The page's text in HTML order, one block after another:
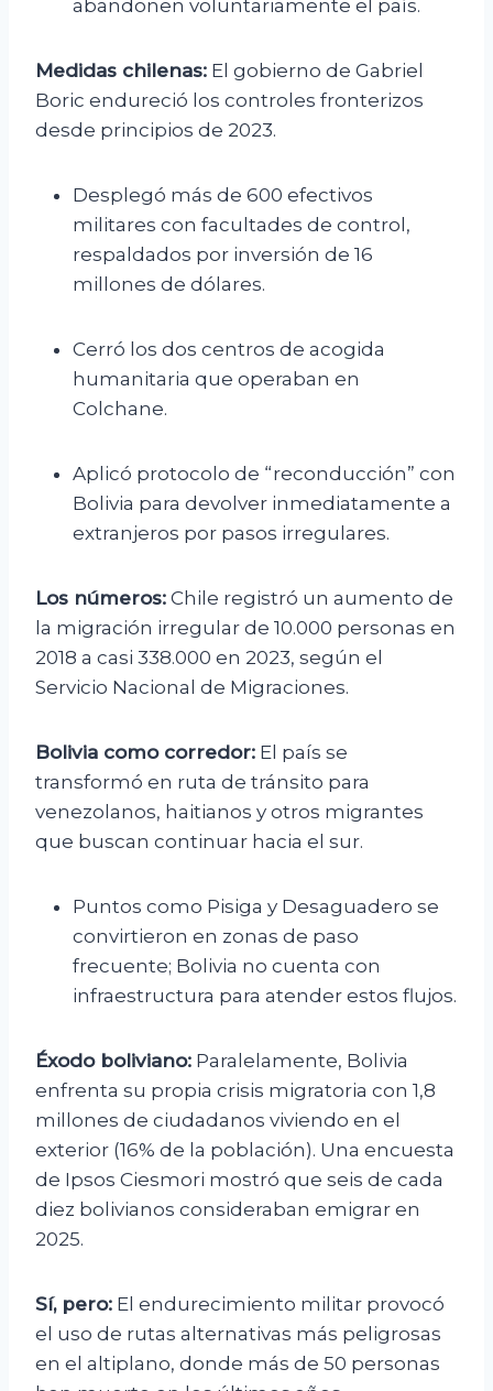
abandonen voluntariamente el país.
Medidas chilenas: El gobierno de Gabriel
Boric endureció los controles fronterizos
desde principios de 2023.
Desplegó más de 600 efectivos
militares con facultades de control,
respaldados por inversión de 16
millones de dólares.
Cerró los dos centros de acogida
humanitaria que operaban en
Colchane.
Aplicó protocolo de “reconducción” con
Bolivia para devolver inmediatamente a
extranjeros por pasos irregulares.
Los números: Chile registró un aumento de
la migración irregular de 10.000 personas en
2018 a casi 338.000 en 2023, según el
Servicio Nacional de Migraciones.
Bolivia como corredor: El país se
transformó en ruta de tránsito para
venezolanos, haitianos y otros migrantes
que buscan continuar hacia el sur.
Puntos como Pisiga y Desaguadero se
convirtieron en zonas de paso
frecuente; Bolivia no cuenta con
infraestructura para atender estos flujos.
Éxodo boliviano: Paralelamente, Bolivia
enfrenta su propia crisis migratoria con 1,8
millones de ciudadanos viviendo en el
exterior (16% de la población). Una encuesta
de Ipsos Ciesmori mostró que seis de cada
diez bolivianos consideraban emigrar en
2025.
Sí, pero: El endurecimiento militar provocó
el uso de rutas alternativas más peligrosas
en el altiplano, donde más de 50 personas